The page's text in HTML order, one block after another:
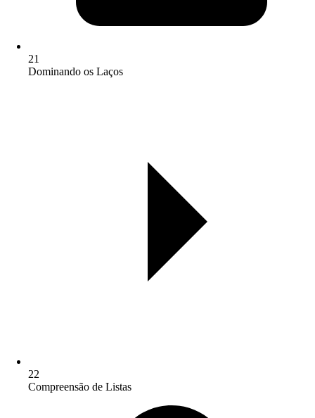
21
Dominando os Laços
22
Compreensão de Listas